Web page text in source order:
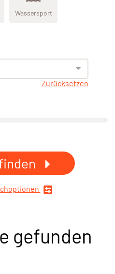
Wassersport
Zurücksetzen
gefunden